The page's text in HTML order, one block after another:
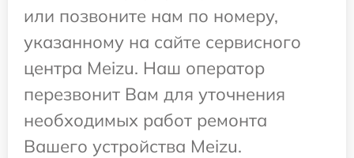
или позвоните нам по номеру,
указанному на сайте сервисного
центра Meizu. Наш оператор
перезвонит Вам для уточнения
необходимых работ ремонта
Вашего устройства Meizu.